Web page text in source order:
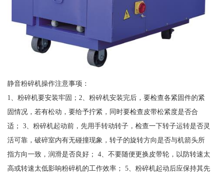
静音粉碎机操作注意事项：
1、粉碎机要安装牢固；2、粉碎机安装完后，要检查各紧固件的紧
固情况，若有松动，要给予拧紧，同时要检查皮带松紧度是否合
适； 3、粉碎机起动前，先用手转动转子，检查一下转子运转是否灵
活可靠，破碎室内有无碰撞现象，转子的旋转方向是否与机箭头所
指方向一致，润滑是否良好； 4、不要随便更换皮带轮，以防转速太
高或转速太低影响粉碎机的工作效率； 5、粉碎机起动后应保持其先